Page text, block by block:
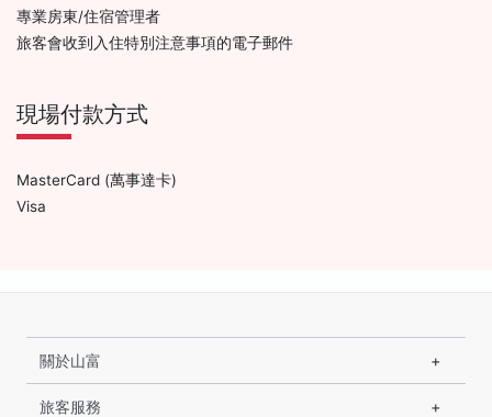
專業房東/住宿管理者
旅客會收到入住特別注意事項的電子郵件
現場付款方式
MasterCard (萬事達卡)
Visa
關於山富
旅客服務